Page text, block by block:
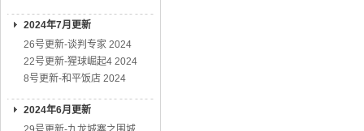
2024年7月更新
26号更新-谈判专家 2024
22号更新-猩球崛起4 2024
8号更新-和平饭店 2024
2024年6月更新